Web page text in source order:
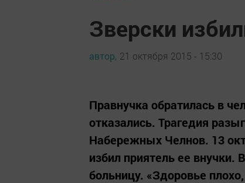
Зверски
автор, 21 октября 2015 - 15:30
Правнучка обратилась в
отказались. Трагедия
Набережных Челнов. 13
избил приятель ее
больницу. «Здоровье